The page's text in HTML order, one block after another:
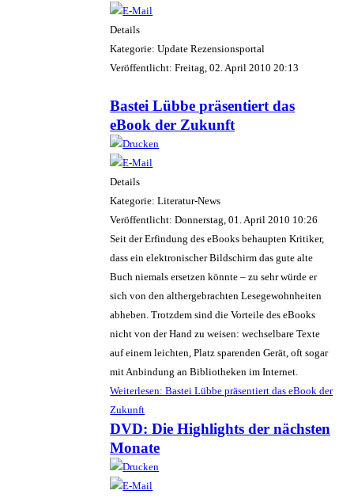
Details
Kategorie: Update Rezensionsportal
Veröffentlicht: Freitag, 02. April 2010 20:13
Bastei Lübbe präsentiert das
eBook der Zukunft
Details
Kategorie: Literatur-News
Veröffentlicht: Donnerstag, 01. April 2010 10:26
Seit der Erfindung des eBooks behaupten Kritiker,
dass ein elektronischer Bildschirm das gute alte
Buch niemals ersetzen könnte – zu sehr würde er
sich von den althergebrachten Lesegewohnheiten
abheben. Trotzdem sind die Vorteile des eBooks
nicht von der Hand zu weisen: wechselbare Texte
auf einem leichten, Platz sparenden Gerät, oft sogar
mit Anbindung an Bibliotheken im Internet.
Weiterlesen: Bastei Lübbe präsentiert das eBook der
Zukunft
DVD: Die Highlights der nächsten
Monate